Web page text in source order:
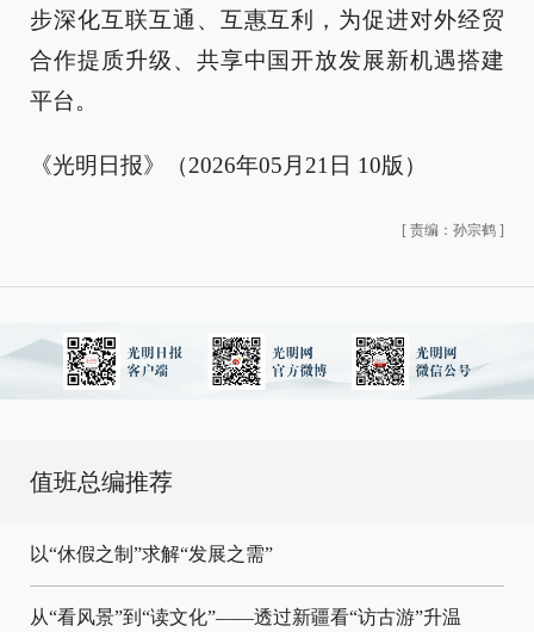
步深化互联互通、互惠互利，为促进对外经贸
合作提质升级、共享中国开放发展新机遇搭建
平台。
《光明日报》（2026年05月21日 10版）
[ 责编：孙宗鹤 ]
值班总编推荐
以“休假之制”求解“发展之需”
从“看风景”到“读文化”——透过新疆看“访古游”升温